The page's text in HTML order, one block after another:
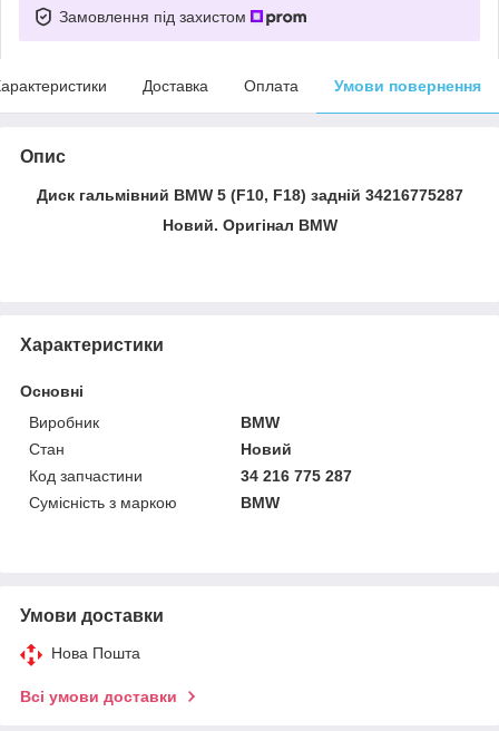
Замовлення під захистом
Доставка Оплата Умови повернення
Опис
Диск гальмівний BMW 5 (F10, F18) задній 34216775287
Новий. Оригінал BMW
Характеристики
Основні
Виробник
BMW
Стан
Новий
Код запчастини
34 216 775 287
Сумісність з маркою
BMW
Умови доставки
Нова Пошта
Всі умови доставки